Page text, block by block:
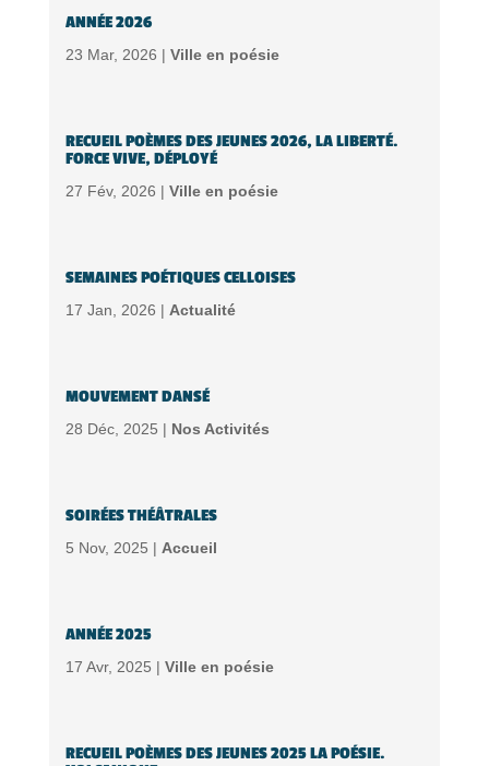
ANNÉE 2026
23 Mar, 2026 | Ville en poésie
RECUEIL POÈMES DES JEUNES 2026, LA LIBERTÉ.
FORCE VIVE, DÉPLOYÉ
27 Fév, 2026 | Ville en poésie
SEMAINES POÉTIQUES CELLOISES
17 Jan, 2026 | Actualité
MOUVEMENT DANSÉ
28 Déc, 2025 | Nos Activités
SOIRÉES THÉÂTRALES
5 Nov, 2025 | Accueil
ANNÉE 2025
17 Avr, 2025 | Ville en poésie
RECUEIL POÈMES DES JEUNES 2025 LA POÉSIE.